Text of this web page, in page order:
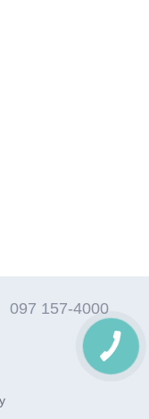
097 157-4000